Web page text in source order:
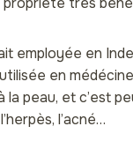
employée en
en
la peau, et c’est
l’acné…